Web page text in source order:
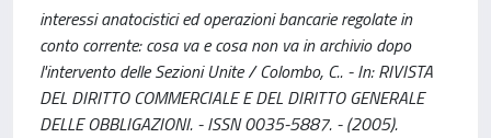
interessi anatocistici ed operazioni bancarie regolate in
conto corrente: cosa va e cosa non va in archivio dopo
l'intervento delle Sezioni Unite / Colombo, C.. - In: RIVISTA
DEL DIRITTO COMMERCIALE E DEL DIRITTO GENERALE
DELLE OBBLIGAZIONI. - ISSN 0035-5887. - (2005).